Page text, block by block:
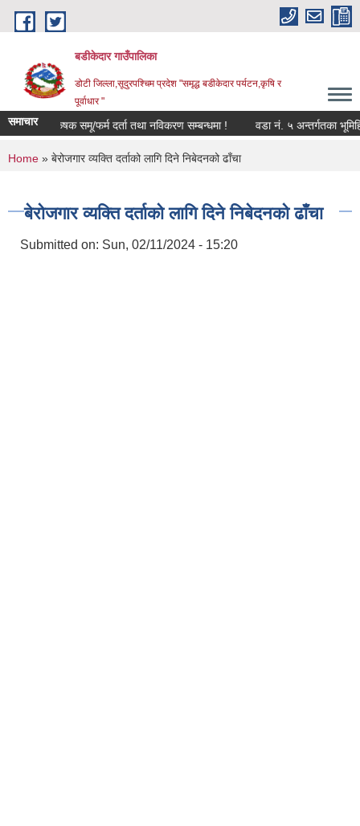
Skip to main content
बडीकेदार गाउँपालिका
डोटी जिल्ला,सूदुरपश्चिम प्रदेश "समृद्ध बडीकेदार पर्यटन,कृषि र
पूर्वाधार "
समाचार कृषक समू/फर्म दर्ता तथा नविकरण सम्बन्धमा ! वडा नं. ५ अन्तर्गतका
You are here
Home » बेरोजगार व्यक्ति दर्ताको लागि दिने निबेदनको ढाँचा
बेरोजगार व्यक्ति दर्ताको लागि दिने निबेदनको ढाँचा
Submitted on: Sun, 02/11/2024 - 15:20